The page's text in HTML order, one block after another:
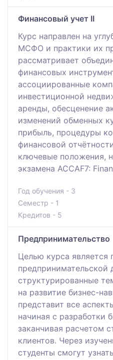
Финансовый учет II
Курс направлен на
МСФО и практики их
рассматривает
финансовых
ассоциированные
инвестиционной
аренды, обесценение
изменений обменных
прибыль, процедуры
финансовой
ключевые положения,
экзамена ACCAF7:
Год обучения - 3
Семестр - 1
Кредитов - 5
Предпринимательство
Целью курса является
предпринимательской
структурированные
на развитие бизнес-
представит все
начиная с разработки
заканчивая расчетом
клиентов. Через
студенты смогут